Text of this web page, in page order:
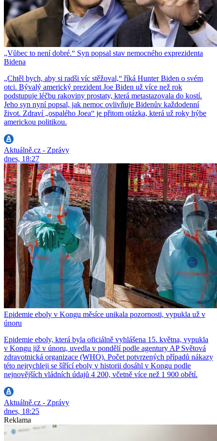
„Vůbec to není dobré.“ Syn popsal stav nemocného exprezidenta
Bidena
„Chtěl bych, aby si radši víc stěžoval,“ říká Hunter Biden o svém
otci. Bývalý americký prezident Joe Biden už více než rok
podstupuje léčbu rakoviny prostaty, která metastazovala do kostí.
Jeho syn nyní popsal, jak nemoc ovlivňuje Bidenův každodenní
život. Zdraví „ospalého Joea“ je přitom otázka, která už roky hýbe
americkou politikou.
Aktuálně.cz - Zprávy
dnes, 18:27
Epidemie eboly v Kongu měsíce unikala pozornosti, vypukla už v
únoru
Epidemie eboly, která byla oficiálně vyhlášena 15. května, vypukla
v Kongu již v únoru, uvedla v pondělí podle agentury AP Světová
zdravotnická organizace (WHO). Počet potvrzených případů nákazy
této nejrychleji se šířící eboly v historii dosáhl v Kongu podle
nejnovějších vládních údajů 4 200, včetně více než 1 900 obětí.
Aktuálně.cz - Zprávy
dnes, 18:25
Reklama